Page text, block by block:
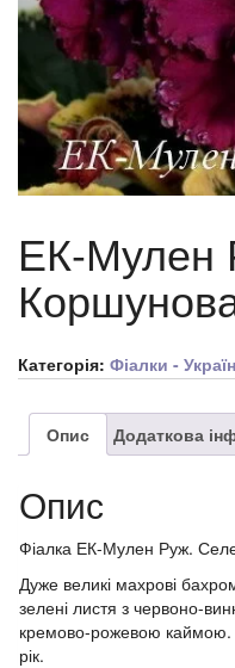
ЕК-Мулен
Категорія: Фіалки -
Опис Додаткова
Опис
Фіалка ЕК-Мулен Руж.
Дуже великі махрові
зелені листя з червоно-
кремово-рожевою каймою.
рік.